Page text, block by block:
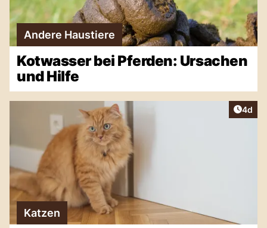
Andere Haustiere
Kotwasser bei Pferden: Ursachen
und Hilfe
4d
Katzen